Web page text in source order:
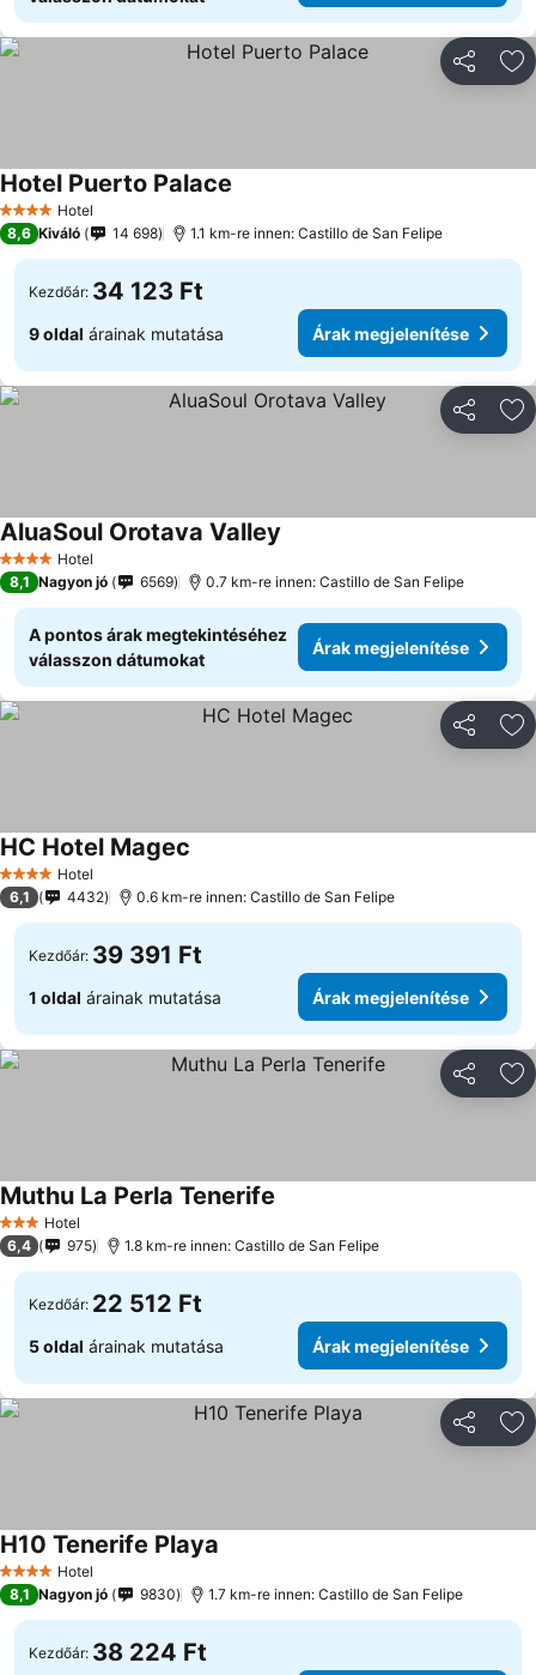
4 KategóriaHotel
Hotel Puerto Palace
8,6 Kiváló 14 698 1.1 km-re innen: Castillo de San Felipe
Kezdőár: 34 123 Ft
9 oldal árainak mutatása Árak megjelenítése
4 KategóriaHotel
AluaSoul Orotava Valley
8,1 Nagyon jó 6569 0.7 km-re innen: Castillo de San Felipe
A pontos árak megtekintéséhez
válasszon dátumokat
Árak megjelenítése
4 KategóriaHotel
HC Hotel Magec
6,1 4432 0.6 km-re innen: Castillo de San Felipe
Kezdőár: 39 391 Ft
1 oldal árainak mutatása Árak megjelenítése
3 Kategória
Hotel
Muthu La Perla Tenerife
6,4 975 1.8 km-re innen: Castillo de San Felipe
Kezdőár: 22 512 Ft
5 oldal árainak mutatása Árak megjelenítése
4 KategóriaHotel
H10 Tenerife Playa
8,1 Nagyon jó 9830 1.7 km-re innen: Castillo de San Felipe
Kezdőár: 38 224 Ft